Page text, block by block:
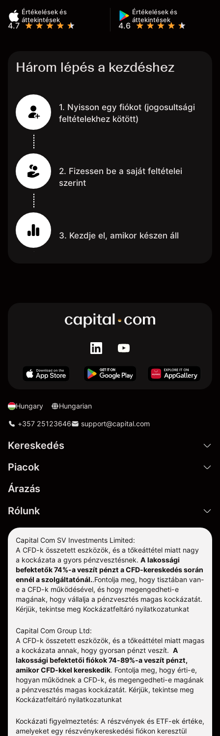
Értékelések és
áttekintések
4.7
Értékelések és
áttekintések
4.6
Három lépés a kezdéshez
1. Nyisson egy fiókot (jogosultsági
feltételekhez kötött)
2. Fizessen be a saját feltételei
szerint
3. Kezdje el, amikor készen áll
Hungary Hungarian
+357 25123646 support@capital.com
Kereskedés
Piacok
Árazás
Rólunk
Capital Com SV Investments Limited:
A CFD-k összetett eszközök, és a tőkeáttétel miatt nagy
a kockázata a gyors pénzvesztésnek. A lakossági
befektetők 74%-a veszít pénzt a CFD-kereskedés során
ennél a szolgáltatónál..Fontolja meg, hogy tisztában van-
e a CFD-k működésével, és hogy megengedheti-e
magának, hogy vállalja a pénzvesztés magas kockázatát.
Kérjük, tekintse meg Kockázatfeltáró nyilatkozatunkat
Capital Com Group Ltd:
A CFD-k összetett eszközök, és a tőkeáttétel miatt magas
a kockázata annak, hogy gyorsan pénzt veszít. A
lakossági befektetői fiókok 74-89%-a veszít pénzt,
amikor CFD-kkel kereskedik. Fontolja meg, hogy érti-e,
hogyan működnek a CFD-k, és megengedheti-e magának
a pénzvesztés magas kockázatát. Kérjük, tekintse meg
Kockázatfeltáró nyilatkozatunkat
Kockázati figyelmeztetés: A részvények és ETF-ek értéke,
amelyeket egy részvénykereskedési fiókon keresztül